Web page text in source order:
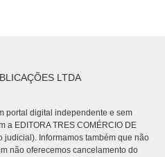
LTDA
portal digital independente e sem
a EDITORA TRES COMÉRCIO DE
judicial). Informamos também que não
não oferecemos cancelamento do